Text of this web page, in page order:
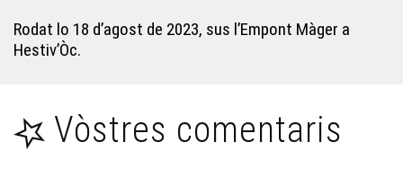
BLUETAS - Rondeaux - Musica
Rodat lo 18 d’agost de 2023, sus l’Empont Màger a
Hestiv’Òc.
Vòstres comentaris